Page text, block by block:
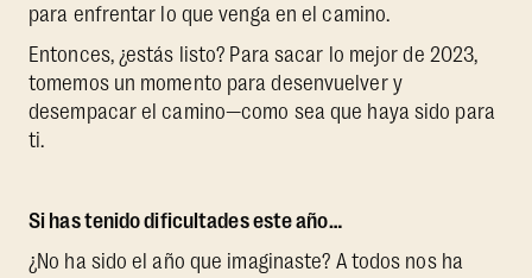
para enfrentar lo que venga en el camino.
Entonces, ¿estás listo? Para sacar lo mejor de 2023,
tomemos un momento para desenvuelver y
desempacar el camino—como sea que haya sido para
ti.
Si has tenido dificultades este año…
¿No ha sido el año que imaginaste? A todos nos ha